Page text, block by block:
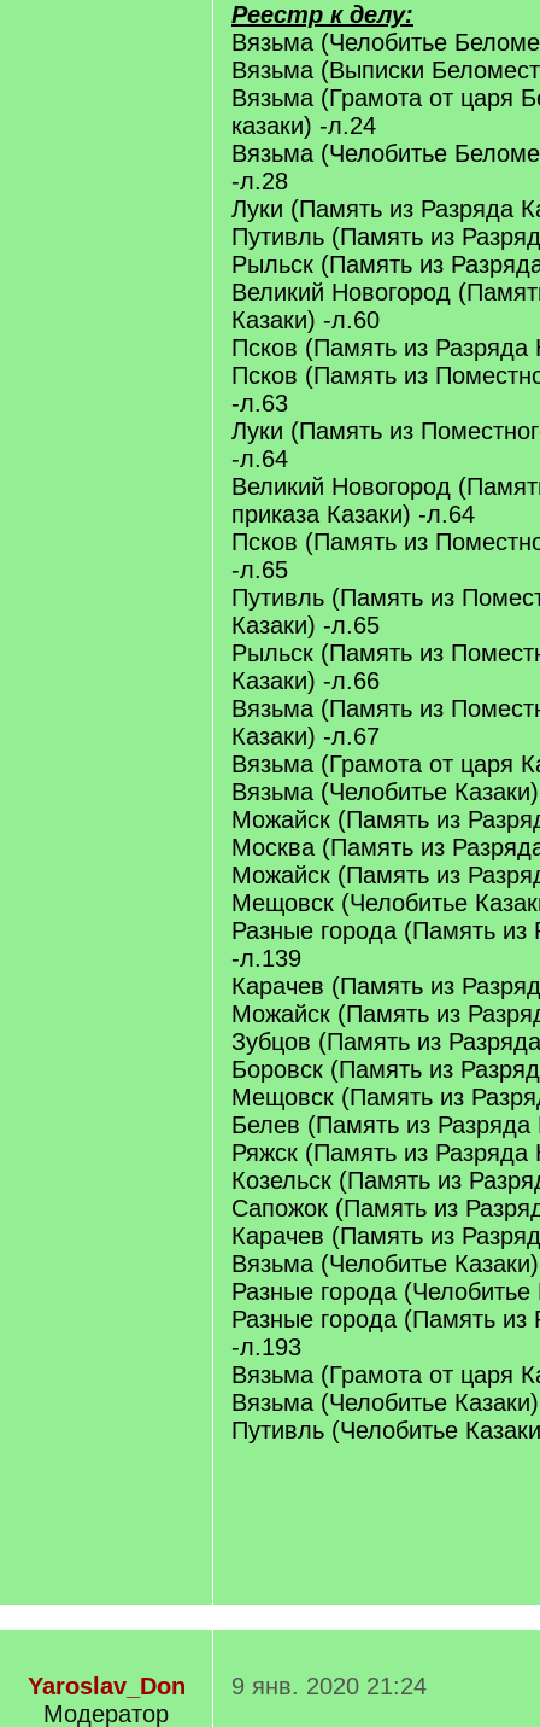
Реестр к делу:
Вязьма (Челобитье
Вязьма (Выписки
Вязьма (Грамота от царя
казаки) -л.24
Вязьма (Челобитье
-л.28
Луки (Память из Разряда
Путивль (Память из
Рыльск (Память из
Великий Новогород
Казаки) -л.60
Псков (Память из Разряда
Псков (Память из
-л.63
Луки (Память из
-л.64
Великий Новогород
приказа Казаки) -л.64
Псков (Память из
-л.65
Путивль (Память из
Казаки) -л.65
Рыльск (Память из
Казаки) -л.66
Вязьма (Память из
Казаки) -л.67
Вязьма (Грамота от царя
Вязьма (Челобитье
Можайск (Память из
Москва (Память из
Можайск (Память из
Мещовск (Челобитье
Разные города (Память из
-л.139
Карачев (Память из
Можайск (Память из
Зубцов (Память из
Боровск (Память из
Мещовск (Память из
Белев (Память из Разряда
Ряжск (Память из Разряда
Козельск (Память из
Сапожок (Память из
Карачев (Память из
Вязьма (Челобитье
Разные города (Челобитье
Разные города (Память из
-л.193
Вязьма (Грамота от царя
Вязьма (Челобитье
Путивль (Челобитье
Yaroslav_Don
Модератор
9 янв. 2020 21:24